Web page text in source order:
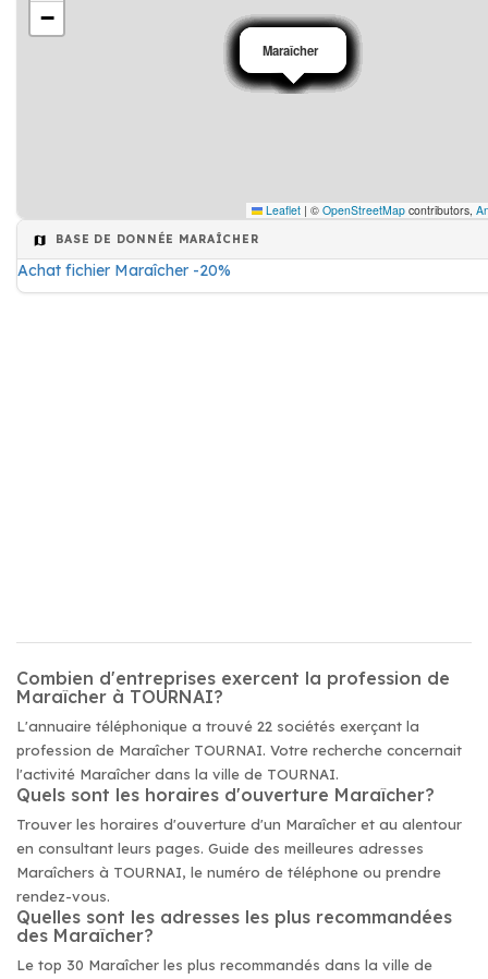
Maraîcher
Maraîcher
Maraîcher
Maraîcher
Maraîcher
Maraîcher
Maraîcher
Maraîcher
Maraîcher
Maraîcher
Maraîcher
Maraîcher
Maraîcher
Maraîcher
Maraîcher
Maraîcher
Maraîcher
Maraîcher
Maraîcher
Maraîcher
−
Leaflet | © OpenStreetMap contributors,
BASE DE DONNÉE MARAÎCHER
Achat fichier Maraîcher -20%
Combien d'entreprises exercent la profession de
Maraîcher à TOURNAI?
L'annuaire téléphonique a trouvé 22 sociétés exerçant la
profession de Maraîcher TOURNAI. Votre recherche concernait
l'activité Maraîcher dans la ville de TOURNAI.
Quels sont les horaires d'ouverture Maraîcher?
Trouver les horaires d'ouverture d'un Maraîcher et au alentour
en consultant leurs pages. Guide des meilleures adresses
Maraîchers à TOURNAI, le numéro de téléphone ou prendre
rendez-vous.
Quelles sont les adresses les plus recommandées
des Maraîcher?
Le top 30 Maraîcher les plus recommandés dans la ville de